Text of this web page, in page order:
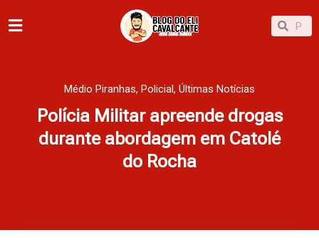
para
Pesquisar
Médio Piranhas, Policial, Últimas Notícias
Polícia Militar apreende drogas
durante abordagem em Catolé
do Rocha